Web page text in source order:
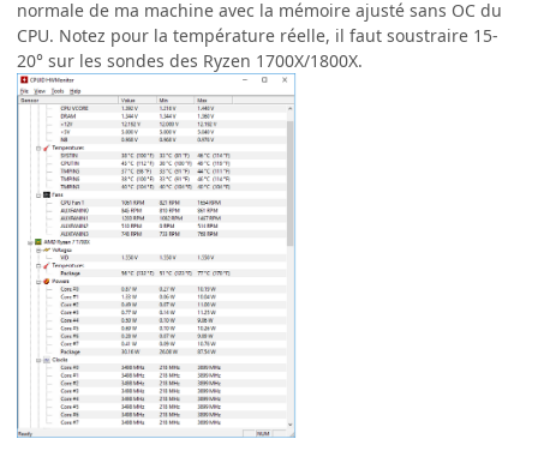
normale de ma machine avec la mémoire ajusté sans OC du
CPU. Notez pour la température réelle, il faut soustraire 15-
20° sur les sondes des Ryzen 1700X/1800X.